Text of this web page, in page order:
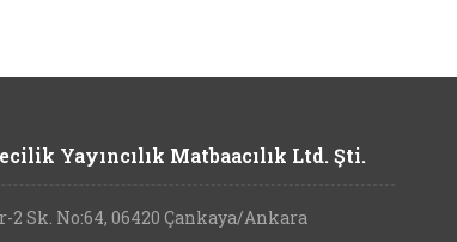
Yayıncılık Matbaacılık Ltd. Şti.
2 Sk. No:64, 06420 Çankaya/Ankara